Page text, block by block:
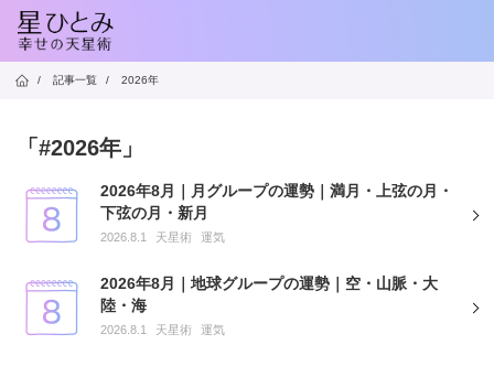
/ 記事一覧 / 2026年
「#2026年」
2026年8月｜月グループの運勢｜満月・上弦の月・
下弦の月・新月
2026.8.1 天星術 運気
2026年8月｜地球グループの運勢｜空・山脈・大
陸・海
2026.8.1 天星術 運気